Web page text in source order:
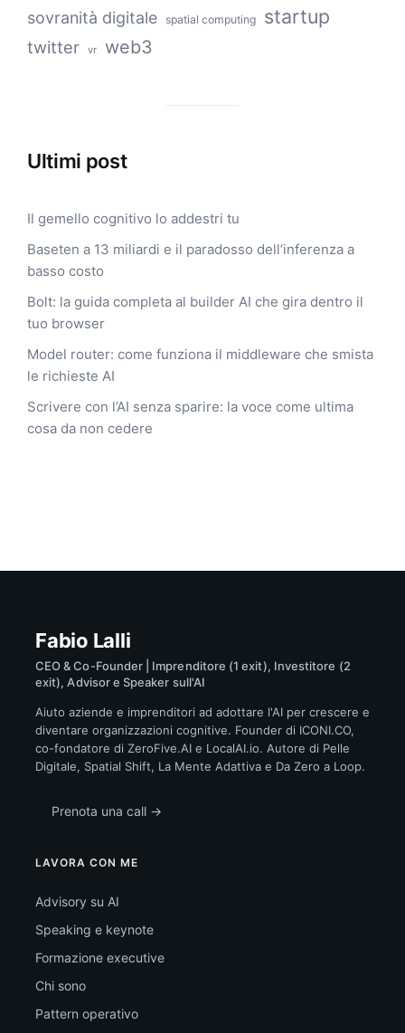
sovranità digitale spatial computing startup
twitter vr web3
Ultimi post
Il gemello cognitivo lo addestri tu
Baseten a 13 miliardi e il paradosso dell’inferenza a
basso costo
Bolt: la guida completa al builder AI che gira dentro il
tuo browser
Model router: come funziona il middleware che smista
le richieste AI
Scrivere con l’AI senza sparire: la voce come ultima
cosa da non cedere
Fabio Lalli
CEO & Co-Founder | Imprenditore (1 exit), Investitore (2
exit), Advisor e Speaker sull'AI
Aiuto aziende e imprenditori ad adottare l'AI per crescere e
diventare organizzazioni cognitive. Founder di ICONI.CO,
co-fondatore di ZeroFive.AI e LocalAI.io. Autore di Pelle
Digitale, Spatial Shift, La Mente Adattiva e Da Zero a Loop.
Prenota una call →
LAVORA CON ME
Advisory su AI
Speaking e keynote
Formazione executive
Chi sono
Pattern operativo